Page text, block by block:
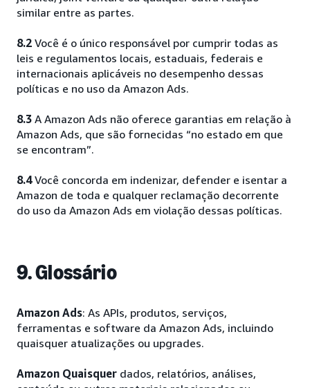
similar entre as partes.
8.2 Você é o único responsável por cumprir todas as
leis e regulamentos locais, estaduais, federais e
internacionais aplicáveis no desempenho dessas
políticas e no uso da Amazon Ads.
8.3 A Amazon Ads não oferece garantias em relação à
Amazon Ads, que são fornecidas “no estado em que
se encontram”.
8.4Você concorda em indenizar, defender e isentar a
Amazon de toda e qualquer reclamação decorrente
do uso da Amazon Ads em violação dessas políticas.
9. Glossário
Amazon Ads: As APIs, produtos, serviços,
ferramentas e software da Amazon Ads, incluindo
quaisquer atualizações ou upgrades.
Amazon Quaisquer dados, relatórios, análises,